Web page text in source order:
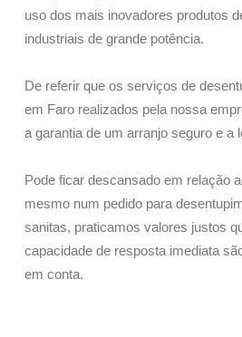
uso dos mais inovadores produtos
industriais de grande potência.
De referir que os serviços de
em Faro realizados pela nossa
a garantia de um arranjo seguro e a
Pode ficar descansado em relação
mesmo num pedido para
sanitas, praticamos valores justos
capacidade de resposta imediata
em conta.